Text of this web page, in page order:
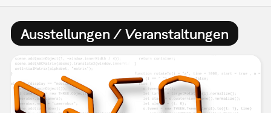
Ausstellungen / Veranstaltungen